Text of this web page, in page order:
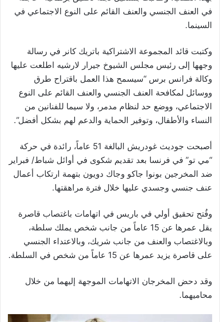
في العنف الجنسي والعنف القائم على النوع الاجتماعي في
السينما.
وكتبت قائد المجموعة الاشتراكية باتريك كانر في رسالة
وجهها إلى رئيس مجلس الشيوخ جيرار لارشيه اطلعت عليها
وكالة فرانس برس “سيسمح هذا العمل باقتراح طرق
ووسائل لمكافحة العنف الجنسي والعنف القائم على النوع
الاجتماعي، ووضع حد لنظام مدمر، ولا سيما للفنانين من
النساء والأطفال، وتوفير الحماية والدعم لهم بشكل أفضل”.
أصبحت جوديث غودريش البالغة 51 عاماً، رائدة في حركة
“مي تو” في فرنسا بعد تقديم شكوى في أوائل شباط/ فبراير
ضد المخرجين بونوا جاكو وجاك دويون بتهمة ارتكاب أعمال
عنف جنسي وجسدي عليها خلال فترة مراهقتها.
وفُتح تحقيق أولي في باريس في اتهامات باغتصاب قاصرة
يقل عمرها عن 15 عاماً من جانب شخص يملك سلطة،
وبالاغتصاب والعنف من جانب شريك، وبالاعتداء الجنسي
على قاصرة يزيد عمرها عن 15 عاماً من شخص في السلطة.
وقد دحض المخرجان الاتهامات الموجهة إليهما من خلال
محاميهما.